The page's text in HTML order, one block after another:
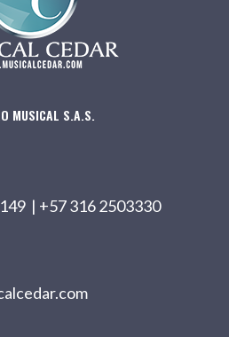
MUSICAL S.A.S.
| +57 316 2503330